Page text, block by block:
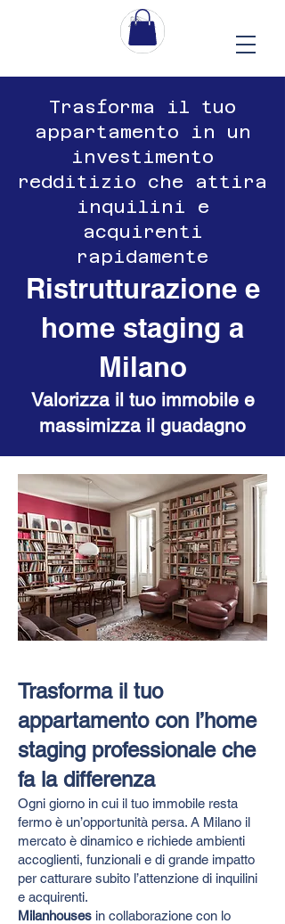
​Trasforma il tuo
appartamento in un
investimento
redditizio che attira
inquilini e
acquirenti
rapidamente
Ristrutturazione e
home staging a
Milano
Valorizza il tuo immobile e
massimizza il guadagno
Trasforma il tuo
appartamento con l’home
staging professionale che
fa la differenza
Ogni giorno in cui il tuo immobile resta
fermo è un’opportunità persa. A Milano il
mercato è dinamico e richiede ambienti
accoglienti, funzionali e di grande impatto
per catturare subito l’attenzione di inquilini
e acquirenti.
Milanhouses in collaborazione con lo